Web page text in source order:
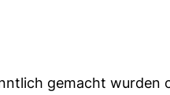
gemacht wurden